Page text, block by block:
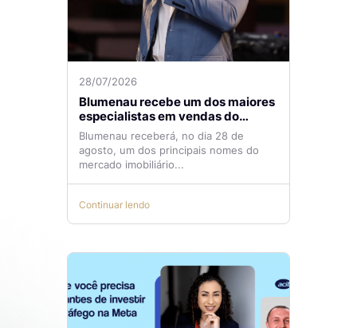
28/07/2026
Blumenau recebe um dos maiores
especialistas em vendas do
mercado imobiliário
Blumenau receberá, no dia 28 de
agosto, um dos principais nomes do
mercado imobiliário...
Continuar lendo